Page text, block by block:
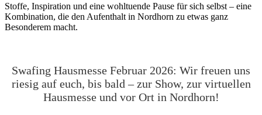
Stoffe, Inspiration und eine wohltuende Pause für sich selbst – eine
Kombination, die den Aufenthalt in Nordhorn zu etwas ganz
Besonderem macht.
Swafing Hausmesse Februar 2026: Wir freuen uns
riesig auf euch, bis bald – zur Show, zur virtuellen
Hausmesse und vor Ort in Nordhorn!